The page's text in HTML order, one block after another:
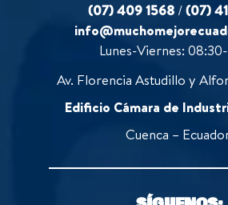
(07) 409 1568 /(07)
Lunes-Viernes:
Av. Florencia Astudillo y
Edificio Cámara de
Cuenca –